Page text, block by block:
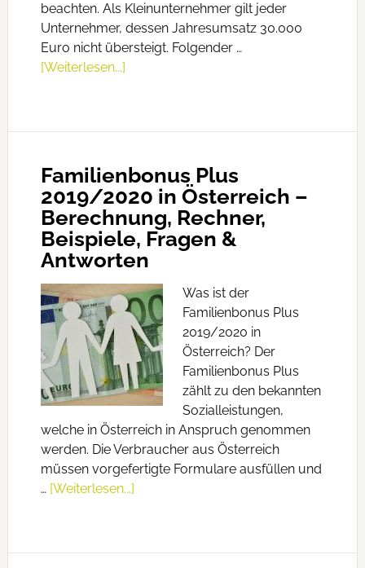
beachten. Als Kleinunternehmer gilt jeder
Unternehmer, dessen Jahresumsatz 30.000
Euro nicht übersteigt. Folgender …
[Weiterlesen...]
Familienbonus Plus
2019/2020 in Österreich –
Berechnung, Rechner,
Beispiele, Fragen &
Antworten
Was ist der
Familienbonus Plus
2019/2020 in
Österreich? Der
Familienbonus Plus
zählt zu den bekannten
Sozialleistungen,
welche in Österreich in Anspruch genommen
werden. Die Verbraucher aus Österreich
müssen vorgefertigte Formulare ausfüllen und
… [Weiterlesen...]